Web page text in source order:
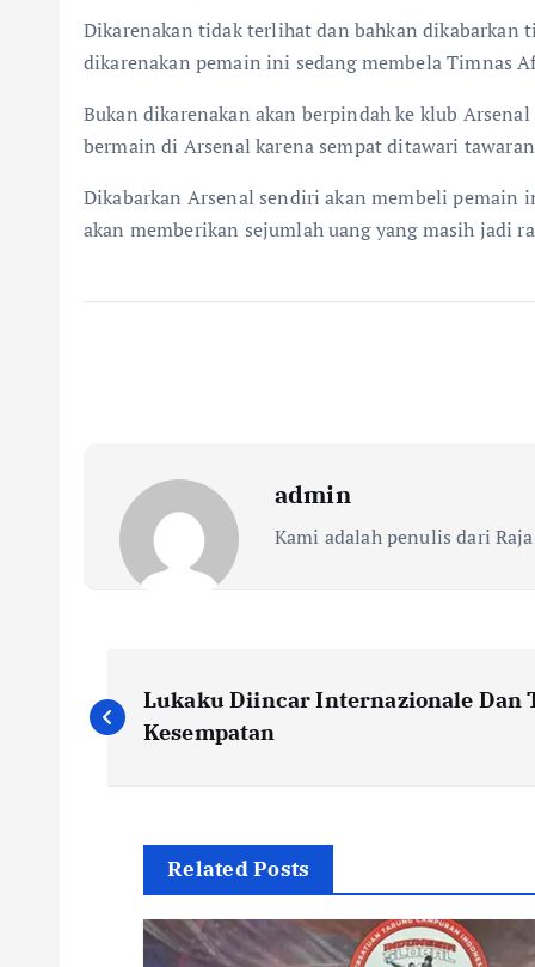
Dikarenakan tidak terlihat dan bahkan dikabarkan
dikarenakan pemain ini sedang membela Timnas
Bukan dikarenakan akan berpindah ke klub
bermain di Arsenal karena sempat ditawari
Dikabarkan Arsenal sendiri akan membeli pemain
akan memberikan sejumlah uang yang masih jadi
admin
Kami adalah penulis dari
N
a
Lukaku Diincar Internazionale Dan
Kesempatan
Related Posts